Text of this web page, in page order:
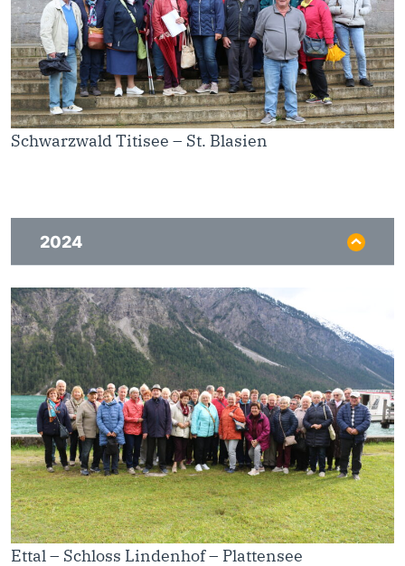
Schwarzwald Titisee – St. Blasien
2024
Ettal – Schloss Lindenhof – Plattensee